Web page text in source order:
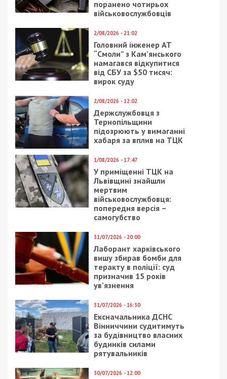
поранено чотирьох
військовослужбовців
2/08/2026 - 21:02
Головний інженер АТ
“Смоли” з Кам’янського
намагався відкупитися
від СБУ за $50 тисяч:
вирок суду
2/08/2026 - 12:02
Держслужбовця з
Тернопільщини
підозрюють у вимаганні
хабаря за вплив на ТЦК
1/08/2026 - 17:47
У приміщенні ТЦК на
Львівщині знайшли
мертвим
військовослужбовця:
попередня версія –
самогубство
31/07/2026 - 20:00
Лаборант харківського
вишу збирав бомби для
теракту в поліції: суд
призначив 15 років
ув’язнення
31/07/2026 - 16:30
Ексначальника ДСНС
Вінниччини судитимуть
за будівництво власних
будинків силами
рятувальників
30/07/2026 - 12:00